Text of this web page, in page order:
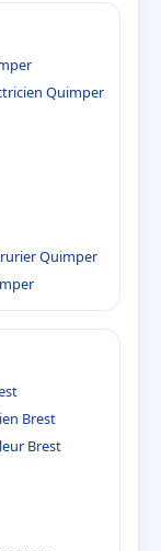
Quimper
Quimper
Brest
Brest